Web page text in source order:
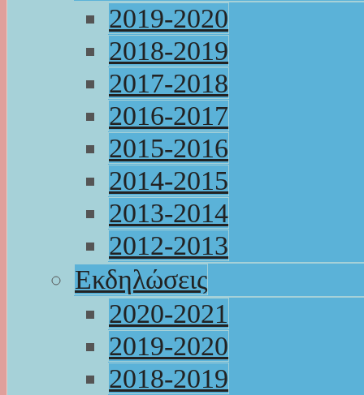
2019-2020
2018-2019
2017-2018
2016-2017
2015-2016
2014-2015
2013-2014
2012-2013
Εκδηλώσεις
2020-2021
2019-2020
2018-2019